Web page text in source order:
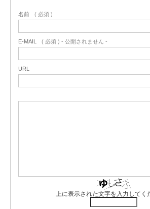
名前 ( 必須 )
E-MAIL ( 必須 ) - 公開されません -
URL
上に表示された文字を入力してく